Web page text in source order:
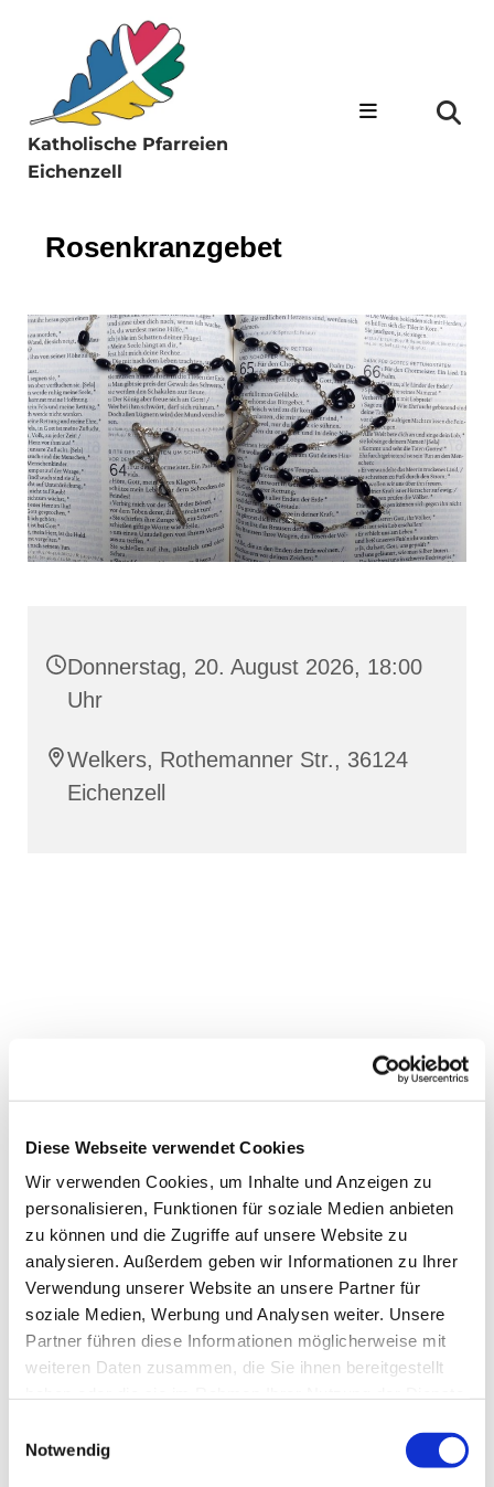
Diese Webseite verwendet Cookies
Wir verwenden Cookies, um Inhalte und Anzeigen zu
personalisieren, Funktionen für soziale Medien anbieten
zu können und die Zugriffe auf unsere Website zu
analysieren. Außerdem geben wir Informationen zu Ihrer
Verwendung unserer Website an unsere Partner für
soziale Medien, Werbung und Analysen weiter. Unsere
Partner führen diese Informationen möglicherweise mit
weiteren Daten zusammen, die Sie ihnen bereitgestellt
Notwendig
Katholische Pfarreien
Eichenzell
Rosenkranzgebet
Donnerstag, 20. August 2026, 18:00
Uhr
Welkers, Rothemanner Str., 36124
Eichenzell
Dies könnte Sie auch
interessieren